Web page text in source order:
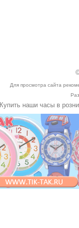
Для просмотра сайта
Купить наши часы в